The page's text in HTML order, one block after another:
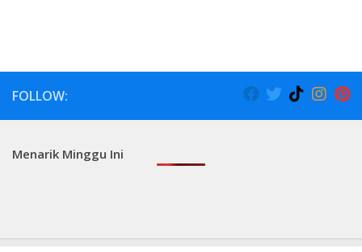
FOLLOW:
Menarik Minggu Ini